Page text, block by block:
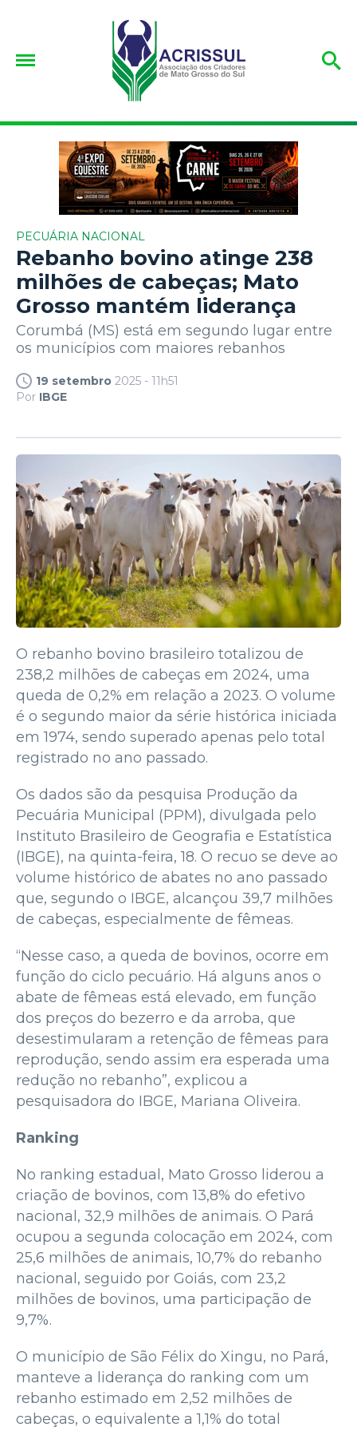
PECUÁRIA NACIONAL
Rebanho bovino atinge 238
milhões de cabeças; Mato
Grosso mantém liderança
Corumbá (MS) está em segundo lugar entre
os municípios com maiores rebanhos
19 setembro 2025 - 11h51
Por IBGE
O rebanho bovino brasileiro totalizou de
238,2 milhões de cabeças em 2024, uma
queda de 0,2% em relação a 2023. O volume
é o segundo maior da série histórica iniciada
em 1974, sendo superado apenas pelo total
registrado no ano passado.
Os dados são da pesquisa Produção da
Pecuária Municipal (PPM), divulgada pelo
Instituto Brasileiro de Geografia e Estatística
(IBGE), na quinta-feira, 18. O recuo se deve ao
volume histórico de abates no ano passado
que, segundo o IBGE, alcançou 39,7 milhões
de cabeças, especialmente de fêmeas.
“Nesse caso, a queda de bovinos, ocorre em
função do ciclo pecuário. Há alguns anos o
abate de fêmeas está elevado, em função
dos preços do bezerro e da arroba, que
desestimularam a retenção de fêmeas para
reprodução, sendo assim era esperada uma
redução no rebanho”, explicou a
pesquisadora do IBGE, Mariana Oliveira.
Ranking
No ranking estadual, Mato Grosso liderou a
criação de bovinos, com 13,8% do efetivo
nacional, 32,9 milhões de animais. O Pará
ocupou a segunda colocação em 2024, com
25,6 milhões de animais, 10,7% do rebanho
nacional, seguido por Goiás, com 23,2
milhões de bovinos, uma participação de
9,7%.
O município de São Félix do Xingu, no Pará,
manteve a liderança do ranking com um
rebanho estimado em 2,52 milhões de
cabeças, o equivalente a 1,1% do total